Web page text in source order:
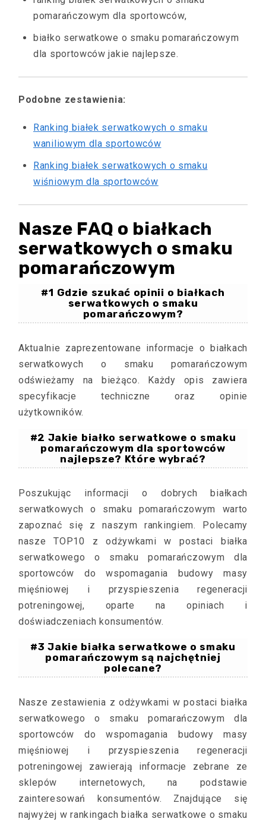
pomarańczowym dla sportowców,
białko serwatkowe o smaku pomarańczowym
dla sportowców jakie najlepsze.
Podobne zestawienia:
Ranking białek serwatkowych o smaku
waniliowym dla sportowców
Ranking białek serwatkowych o smaku
wiśniowym dla sportowców
Nasze FAQ o białkach
serwatkowych o smaku
pomarańczowym
#1 Gdzie szukać opinii o białkach
serwatkowych o smaku
pomarańczowym?
Aktualnie zaprezentowane informacje o białkach
serwatkowych o smaku pomarańczowym
odświeżamy na bieżąco. Każdy opis zawiera
specyfikacje techniczne oraz opinie
użytkowników.
#2 Jakie białko serwatkowe o smaku
pomarańczowym dla sportowców
najlepsze? Które wybrać?
Poszukując informacji o dobrych białkach
serwatkowych o smaku pomarańczowym warto
zapoznać się z naszym rankingiem. Polecamy
nasze TOP10 z odżywkami w postaci białka
serwatkowego o smaku pomarańczowym dla
sportowców do wspomagania budowy masy
mięśniowej i przyspieszenia regeneracji
potreningowej, oparte na opiniach i
doświadczeniach konsumentów.
#3 Jakie białka serwatkowe o smaku
pomarańczowym są najchętniej
polecane?
Nasze zestawienia z odżywkami w postaci białka
serwatkowego o smaku pomarańczowym dla
sportowców do wspomagania budowy masy
mięśniowej i przyspieszenia regeneracji
potreningowej zawierają informacje zebrane ze
sklepów internetowych, na podstawie
zainteresowań konsumentów. Znajdujące się
najwyżej w rankingach białka serwatkowe o smaku